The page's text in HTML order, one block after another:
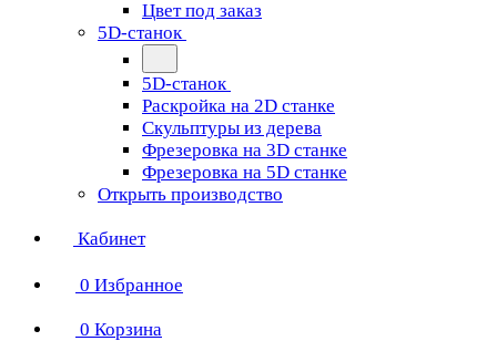
Цвет под заказ
5D-станок
5D-станок
Раскройка на 2D станке
Скульптуры из дерева
Фрезеровка на 3D станке
Фрезеровка на 5D станке
Открыть производство
Кабинет
0 Избранное
0 Корзина